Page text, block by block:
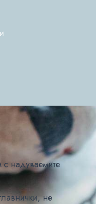
надуваемите
не